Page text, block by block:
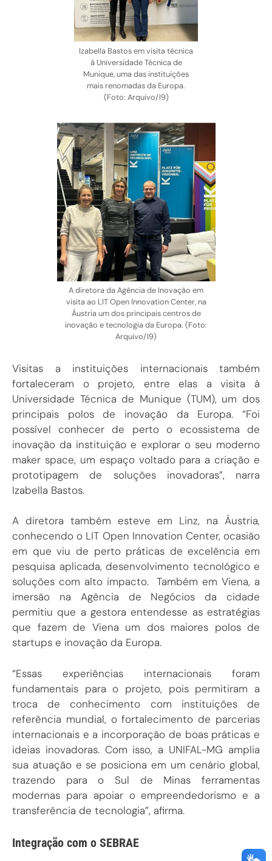
Izabella Bastos em visita técnica
à Universidade Técnica de
Munique, uma das instituições
mais renomadas da Europa.
(Foto: Arquivo/I9)
A diretora da Agência de Inovação em
visita ao LIT Open Innovation Center, na
Áustria um dos principais centros de
inovação e tecnologia da Europa. (Foto:
Arquivo/I9)
Visitas a instituições internacionais também
fortaleceram o projeto, entre elas a visita à
Universidade Técnica de Munique (TUM), um dos
principais polos de inovação da Europa. “Foi
possível conhecer de perto o ecossistema de
inovação da instituição e explorar o seu moderno
maker space, um espaço voltado para a criação e
prototipagem de soluções inovadoras”, narra
Izabella Bastos.
A diretora também esteve em Linz, na Áustria,
conhecendo o LIT Open Innovation Center, ocasião
em que viu de perto práticas de excelência em
pesquisa aplicada, desenvolvimento tecnológico e
soluções com alto impacto. Também em Viena, a
imersão na Agência de Negócios da cidade
permitiu que a gestora entendesse as estratégias
que fazem de Viena um dos maiores polos de
startups e inovação da Europa.
“Essas experiências internacionais foram
fundamentais para o projeto, pois permitiram a
troca de conhecimento com instituições de
referência mundial, o fortalecimento de parcerias
internacionais e a incorporação de boas práticas e
ideias inovadoras. Com isso, a UNIFAL-MG amplia
sua atuação e se posiciona em um cenário global,
trazendo para o Sul de Minas ferramentas
modernas para apoiar o empreendedorismo e a
transferência de tecnologia”, afirma.
Integração com o SEBRAE